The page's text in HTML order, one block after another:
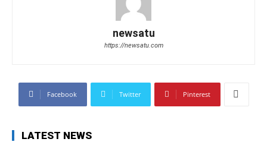
newsatu
https://newsatu.com
Facebook Twitter Pinterest
LATEST NEWS